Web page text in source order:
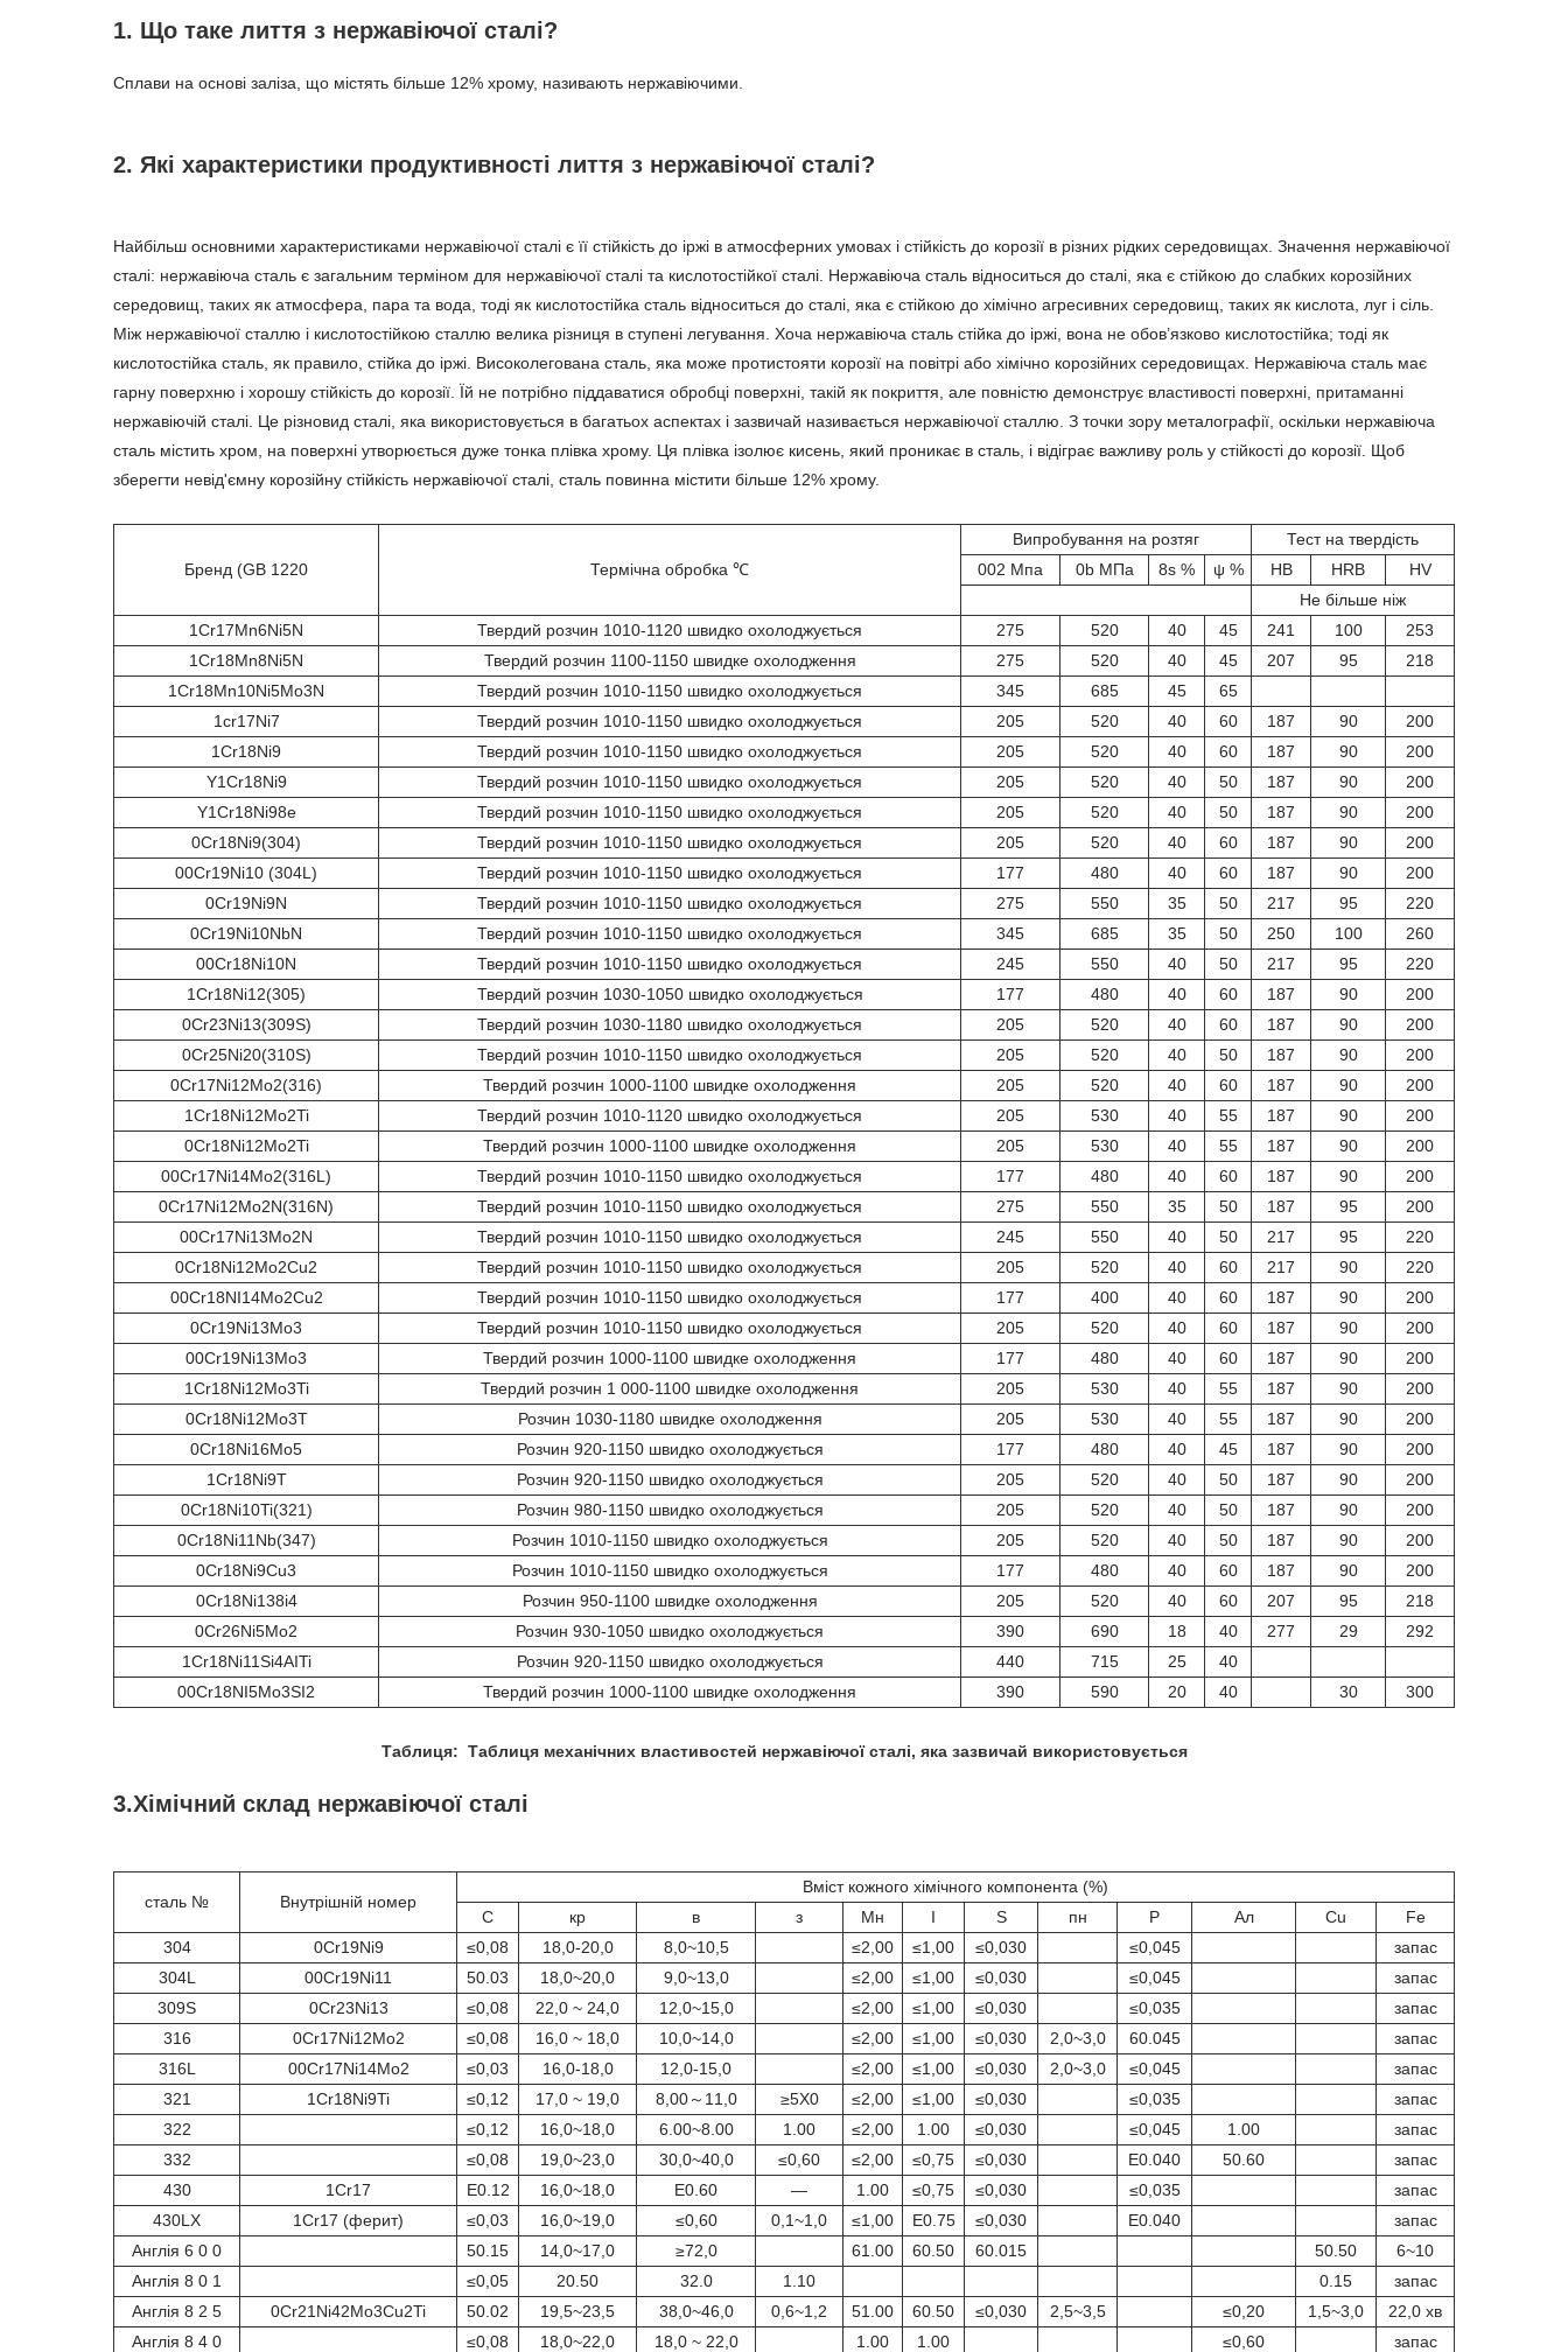
1. Що таке лиття з нержавіючої сталі?
Сплави на основі заліза, що містять більше 12% хрому, називають нержавіючими.
2. Які характеристики продуктивності лиття з нержавіючої сталі?
Найбільш основними характеристиками нержавіючої сталі є її стійкість до іржі в атмосферних умовах і стійкість до корозії в різних рідких середовищах. Значення нержавіючої
сталі: нержавіюча сталь є загальним терміном для нержавіючої сталі та кислотостійкої сталі. Нержавіюча сталь відноситься до сталі, яка є стійкою до слабких корозійних
середовищ, таких як атмосфера, пара та вода, тоді як кислотостійка сталь відноситься до сталі, яка є стійкою до хімічно агресивних середовищ, таких як кислота, луг і сіль.
Між нержавіючої сталлю і кислотостійкою сталлю велика різниця в ступені легування. Хоча нержавіюча сталь стійка до іржі, вона не обов’язково кислотостійка; тоді як
кислотостійка сталь, як правило, стійка до іржі. Високолегована сталь, яка може протистояти корозії на повітрі або хімічно корозійних середовищах. Нержавіюча сталь має
гарну поверхню і хорошу стійкість до корозії. Їй не потрібно піддаватися обробці поверхні, такій як покриття, але повністю демонструє властивості поверхні, притаманні
нержавіючій сталі. Це різновид сталі, яка використовується в багатьох аспектах і зазвичай називається нержавіючої сталлю. З точки зору металографії, оскільки нержавіюча
сталь містить хром, на поверхні утворюється дуже тонка плівка хрому. Ця плівка ізолює кисень, який проникає в сталь, і відіграє важливу роль у стійкості до корозії. Щоб
зберегти невід'ємну корозійну стійкість нержавіючої сталі, сталь повинна містити більше 12% хрому.
Бренд (GB 1220 Термічна обробка ℃
Випробування на розтяг
Тест на твердість
002 Мпа
0b МПа 8s % ψ % HB HRB
HV
Не більше ніж
1Cr17Mn6Ni5N
Твердий розчин 1010-1120 швидко охолоджується 275 520 40 45 241 100
253
1Cr18Mn8Ni5N
Твердий розчин 1100-1150 швидке охолодження 275 520 40 45 207 95
218
1Cr18Mn10Ni5Mo3N
Твердий розчин 1010-1150 швидко охолоджується 345 685 45
65
1cr17Ni7
Твердий розчин 1010-1150 швидко охолоджується 205 520 40 60 187 90
200
1Cr18Ni9
Твердий розчин 1010-1150 швидко охолоджується 205 520 40 60 187 90
200
Y1Cr18Ni9
Твердий розчин 1010-1150 швидко охолоджується 205 520 40 50 187 90
200
Y1Cr18Ni98e
Твердий розчин 1010-1150 швидко охолоджується 205 520 40 50 187 90
200
0Cr18Ni9(304)
Твердий розчин 1010-1150 швидко охолоджується 205 520 40 60 187 90
200
00Cr19Ni10 (304L)
Твердий розчин 1010-1150 швидко охолоджується 177 480 40 60 187 90
200
0Cr19Ni9N
Твердий розчин 1010-1150 швидко охолоджується 275 550 35 50 217 95
220
0Cr19Ni10NbN
Твердий розчин 1010-1150 швидко охолоджується 345 685 35 50 250 100
260
00Cr18Ni10N
Твердий розчин 1010-1150 швидко охолоджується 245 550 40 50 217 95
220
1Cr18Ni12(305)
Твердий розчин 1030-1050 швидко охолоджується 177 480 40 60 187 90
200
0Cr23Ni13(309S)
Твердий розчин 1030-1180 швидко охолоджується 205 520 40 60 187 90
200
0Cr25Ni20(310S)
Твердий розчин 1010-1150 швидко охолоджується 205 520 40 50 187 90
200
0Cr17Ni12Mo2(316)
Твердий розчин 1000-1100 швидке охолодження 205 520 40 60 187 90
200
1Cr18Ni12Mo2Ti
Твердий розчин 1010-1120 швидко охолоджується 205 530 40 55 187 90
200
0Cr18Ni12Mo2Ti
Твердий розчин 1000-1100 швидке охолодження 205 530 40 55 187 90
200
00Cr17Ni14Mo2(316L)
Твердий розчин 1010-1150 швидко охолоджується 177 480 40 60 187 90
200
0Cr17Ni12Mo2N(316N)
Твердий розчин 1010-1150 швидко охолоджується 275 550 35 50 187 95
200
00Cr17Ni13Mo2N
Твердий розчин 1010-1150 швидко охолоджується 245 550 40 50 217 95
220
0Cr18Ni12Mo2Cu2
Твердий розчин 1010-1150 швидко охолоджується 205 520 40 60 217 90
220
00Cr18NI14Mo2Cu2
Твердий розчин 1010-1150 швидко охолоджується 177 400 40 60 187 90
200
0Cr19Ni13Mo3
Твердий розчин 1010-1150 швидко охолоджується 205 520 40 60 187 90
200
00Cr19Ni13Mo3
Твердий розчин 1000-1100 швидке охолодження 177 480 40 60 187 90
200
1Cr18Ni12Mo3Ti
Твердий розчин 1 000-1100 швидке охолодження 205 530 40 55 187 90
200
0Cr18Ni12Mo3T
Розчин 1030-1180 швидке охолодження 205 530 40 55 187 90
200
0Cr18Ni16Mo5
Розчин 920-1150 швидко охолоджується 177 480 40 45 187 90
200
1Cr18Ni9T
Розчин 920-1150 швидко охолоджується 205 520 40 50 187 90
200
0Cr18Ni10Ti(321)
Розчин 980-1150 швидко охолоджується 205 520 40 50 187 90
200
0Cr18Ni11Nb(347)
Розчин 1010-1150 швидко охолоджується 205 520 40 50 187 90
200
0Cr18Ni9Cu3
Розчин 1010-1150 швидко охолоджується 177 480 40 60 187 90
200
0Cr18Ni138i4
Розчин 950-1100 швидке охолодження 205 520 40 60 207 95
218
0Cr26Ni5Mo2
Розчин 930-1050 швидко охолоджується 390 690 18 40 277 29
292
1Cr18Ni11Si4AITi
Розчин 920-1150 швидко охолоджується 440 715 25
40
00Cr18NI5Mo3SI2
Твердий розчин 1000-1100 швидке охолодження 390 590 20 40 30 300
Таблиця: Таблиця механічних властивостей нержавіючої сталі, яка зазвичай використовується
3.Хімічний склад нержавіючої сталі
сталь № Внутрішній номер
Вміст кожного хімічного компонента (%)
C
кр в з Мн І S пн P Ал Cu
Fe
304
0Cr19Ni9 ≤0,08 18,0-20,0 8,0~10,5 ≤2,00 ≤1,00 ≤0,030 ≤0,045
запас
304L
00Cr19Ni11 50.03 18,0~20,0 9,0~13,0 ≤2,00 ≤1,00 ≤0,030 ≤0,045
запас
309S
0Cr23Ni13 ≤0,08 22,0 ~ 24,0 12,0~15,0 ≤2,00 ≤1,00 ≤0,030 ≤0,035
запас
316
0Cr17Ni12Mo2 ≤0,08 16,0 ~ 18,0 10,0~14,0 ≤2,00 ≤1,00 ≤0,030 2,0~3,0 60.045
запас
316L
00Cr17Ni14Mo2 ≤0,03 16,0-18,0 12,0-15,0 ≤2,00 ≤1,00 ≤0,030 2,0~3,0 ≤0,045
запас
321
1Cr18Ni9Ti ≤0,12 17,0 ~ 19,0 8,00～11,0 ≥5X0 ≤2,00 ≤1,00 ≤0,030 ≤0,035
запас
322
≤0,12 16,0~18,0 6.00~8.00 1.00 ≤2,00 1.00 ≤0,030 ≤0,045 1.00
запас
332
≤0,08 19,0~23,0 30,0~40,0 ≤0,60 ≤2,00 ≤0,75 ≤0,030 E0.040 50.60
запас
430
1Cr17 E0.12 16,0~18,0 E0.60 — 1.00 ≤0,75 ≤0,030 ≤0,035
запас
430LX
1Cr17 (ферит) ≤0,03 16,0~19,0 ≤0,60 0,1~1,0 ≤1,00 E0.75 ≤0,030 E0.040
запас
Англія 6 0 0
50.15 14,0~17,0 ≥72,0 61.00 60.50 60.015 50.50
6~10
Англія 8 0 1
≤0,05 20.50 32.0 1.10 0.15
запас
Англія 8 2 5
0Cr21Ni42Mo3Cu2Ti 50.02 19,5~23,5 38,0~46,0 0,6~1,2 51.00 60.50 ≤0,030 2,5~3,5 ≤0,20 1,5~3,0
22,0 хв
Англія 8 4 0
≤0,08 18,0~22,0 18,0 ~ 22,0 1.00 1.00 ≤0,60
запас